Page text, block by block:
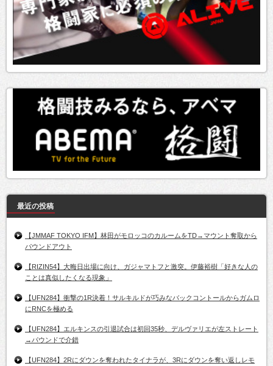
最近の投稿
【JMMAF TOKYO IFM】林田がモロッコのカルームをTD→マウント奪取から
パウンドアウト
【RIZIN54】大晦日出場に向け、ガジャマトフと激突。伊藤裕樹「好きな人の
ことは真似したくなる現象」
【UFN284】衝撃の1R決着！サルキルドが巧みなバックコントールからガムロ
にRNCを極める
【UFN284】エルキンスの引退試合は初回35秒、デルヴァリエが左ストレート
→パウンドで介錯
【UFN284】2Rにダウンを奪われたタイナラが、3Rにダウンを奪い返しレモ